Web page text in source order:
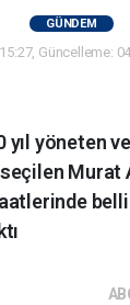
GÜNDEM
Güncelleme:
yöneten
Murat